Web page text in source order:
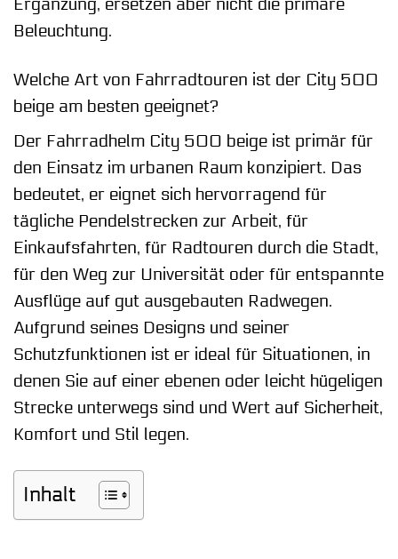
Ergänzung, ersetzen aber nicht die primäre
Beleuchtung.
Welche Art von Fahrradtouren ist der City 500
beige am besten geeignet?
Der Fahrradhelm City 500 beige ist primär für
den Einsatz im urbanen Raum konzipiert. Das
bedeutet, er eignet sich hervorragend für
tägliche Pendelstrecken zur Arbeit, für
Einkaufsfahrten, für Radtouren durch die Stadt,
für den Weg zur Universität oder für entspannte
Ausflüge auf gut ausgebauten Radwegen.
Aufgrund seines Designs und seiner
Schutzfunktionen ist er ideal für Situationen, in
denen Sie auf einer ebenen oder leicht hügeligen
Strecke unterwegs sind und Wert auf Sicherheit,
Komfort und Stil legen.
Inhalt